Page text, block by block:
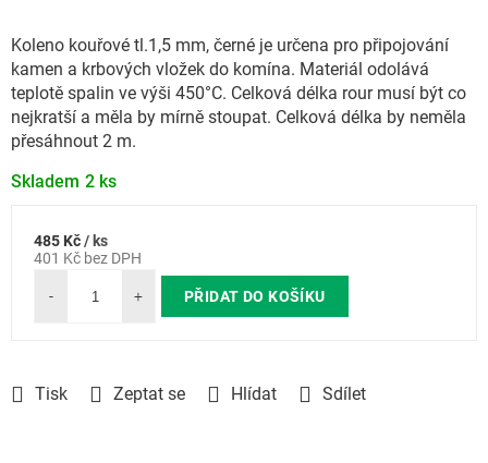
Skladem 2 ks
Koleno kouřové tl.1,5 mm, černé je určena pro připojování
kamen a krbových vložek do komína. Materiál odolává
teplotě spalin ve výši 450°C. Celková délka rour musí být co
nejkratší a měla by mírně stoupat. Celková délka by neměla
přesáhnout 2 m.
Tisk Zeptat se Hlídat Sdílet
485 Kč/ ks
401 Kč bez DPH
Měrná
PŘIDAT DO KOŠÍKU